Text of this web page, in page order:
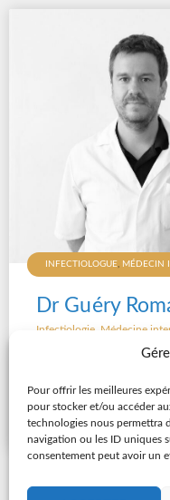
Pour offrir les meilleures
pour stocker et/ou accéder
technologies nous permettra
navigation ou les ID uniques
consentement peut avoir un
INFECTIOLOGUE, MÉDECIN
Dr Guéry
Infectiologie Médecine
Consulter sa fiche